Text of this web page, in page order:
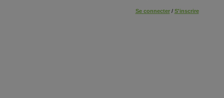
Se connecter/ S'inscrire